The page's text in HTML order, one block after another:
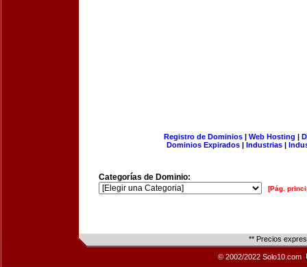
Registro de Dominios| Web Hosting |
Dominios Expirados | Industrias |
Categorías de Dominio:
[Pág.
** Precios
© 2002/2022 Solo10.com